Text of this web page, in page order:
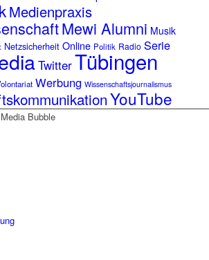
Medienpraxis
Mewi Alumni Musik
Netzsicherheit Online Politik Radio Serie
TwitterTübingen
Werbung Wissenschaftsjournalismus
YouTube
Bubble